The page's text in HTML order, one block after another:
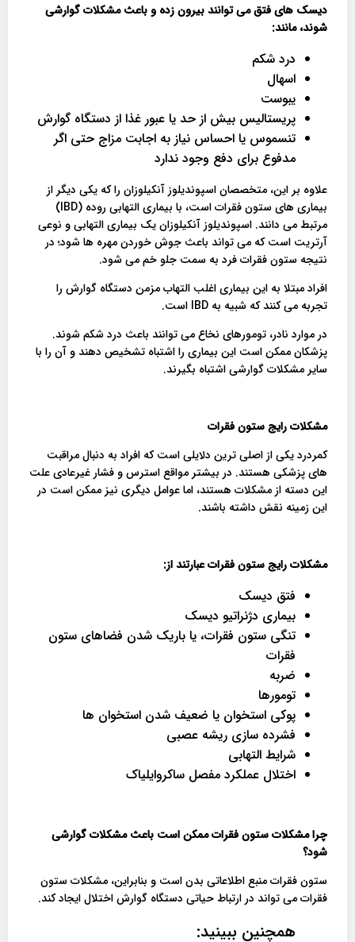
دیسک های فتق می توانند بیرون زده و باعث مشکلات گوارشی
شوند، مانند:
درد شکم
اسهال
یبوست
پریستالیس بیش از حد یا عبور غذا از دستگاه گوارش
تنسموس یا احساس نیاز به اجابت مزاج حتی اگر
مدفوع برای دفع وجود ندارد
علاوه بر این، متخصصان اسپوندیلوز آنکیلوزان را که یکی دیگر از
بیماری های ستون فقرات است، با بیماری التهابی روده (IBD)
مرتبط می دانند. اسپوندیلوز آنکیلوزان یک بیماری التهابی و نوعی
آرتریت است که می تواند باعث جوش خوردن مهره ها شود؛ در
نتیجه ستون فقرات فرد به سمت جلو خم می شود.
افراد مبتلا به این بیماری اغلب التهاب مزمن دستگاه گوارش را
تجربه می کنند که شبیه به IBD است.
در موارد نادر، تومورهای نخاع می توانند باعث درد شکم شوند.
پزشکان ممکن است این بیماری را اشتباه تشخیص دهند و آن را با
سایر مشکلات گوارشی اشتباه بگیرند.
مشکلات رایج ستون فقرات
کمردرد یکی از اصلی ترین دلایلی است که افراد به دنبال مراقبت
های پزشکی هستند. در بیشتر مواقع استرس و فشار غیرعادی علت
این دسته از مشکلات هستند، اما عوامل دیگری نیز ممکن است در
این زمینه نقش داشته باشند.
مشکلات رایج ستون فقرات عبارتند از:
فتق دیسک
بیماری دژنراتیو دیسک
تنگی ستون فقرات، یا باریک شدن فضاهای ستون
فقرات
ضربه
تومورها
پوکی استخوان یا ضعیف شدن استخوان ها
فشرده سازی ریشه عصبی
شرایط التهابی
اختلال عملکرد مفصل ساکروایلیاک
چرا مشکلات ستون فقرات ممکن است باعث مشکلات گوارشی
شود؟
ستون فقرات منبع اطلاعاتی بدن است و بنابراین، مشکلات ستون
فقرات می تواند در ارتباط حیاتی دستگاه گوارش اختلال ایجاد کند.
همچنین ببینید: